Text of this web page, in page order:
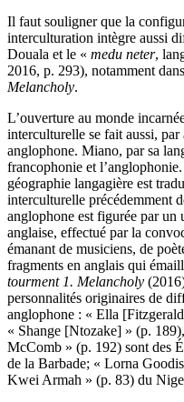
Il faut souligner que la
interculturation intègre aussi
Douala et le « medu neter,
2016, p. 293), notamment dans
Melancholy.
L’ouverture au monde
interculturelle se fait aussi,
anglophone. Miano, par sa
francophonie et
géographie langagière est
interculturelle précédemment
anglophone est figurée par un
anglaise, effectué par la
émanant de musiciens, de
fragments en anglais qui
tourment 1. Melancholy
personnalités originaires de
anglophone : « Ella
« Shange [Ntozake] » (p.
McComb » (p. 192) sont des
de la Barbade; « Lorna
Kwei Armah » (p. 83) du